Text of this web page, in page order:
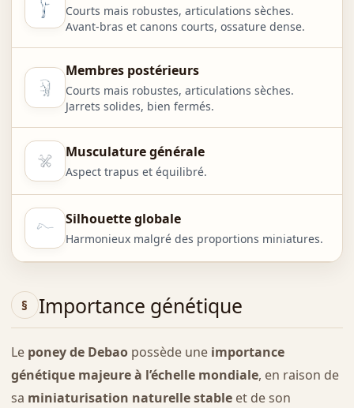
Courts mais robustes, articulations sèches.
Avant-bras et canons courts, ossature dense.
Membres postérieurs
Courts mais robustes, articulations sèches.
Jarrets solides, bien fermés.
Musculature générale
Aspect trapus et équilibré.
Silhouette globale
Harmonieux malgré des proportions miniatures.
Importance génétique
Le poney de Debaopossède une importance
génétique majeure à l’échelle mondiale, en raison de
sa miniaturisation naturelle stableet de son